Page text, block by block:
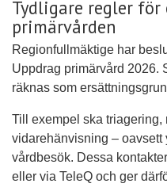
Tydligare regler
primärvården
Regionfullmäktige har
Uppdrag primärvård 2026.
räknas som
Till exempel ska triagering,
vidarehänvisning – oavsett
vårdbesök. Dessa
eller via TeleQ och ger